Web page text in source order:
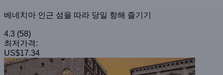
베네치아 인근 섬을 따라 당일 항해 즐기기
4.3 (58)
최저가격:
US$17.34